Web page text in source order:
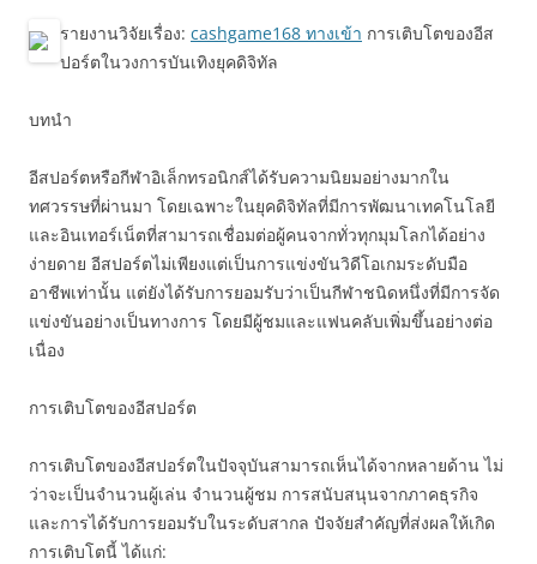
รายงานวิจัยเรื่อง: cashgame168 ทางเข้า การเติบโตของอีส
ปอร์ตในวงการบันเทิงยุคดิจิทัล
บทนำ
อีสปอร์ตหรือกีฬาอิเล็กทรอนิกส์ได้รับความนิยมอย่างมากใน
ทศวรรษที่ผ่านมา โดยเฉพาะในยุคดิจิทัลที่มีการพัฒนาเทคโนโลยี
และอินเทอร์เน็ตที่สามารถเชื่อมต่อผู้คนจากทั่วทุกมุมโลกได้อย่าง
ง่ายดาย อีสปอร์ตไม่เพียงแต่เป็นการแข่งขันวิดีโอเกมระดับมือ
อาชีพเท่านั้น แต่ยังได้รับการยอมรับว่าเป็นกีฬาชนิดหนึ่งที่มีการจัด
แข่งขันอย่างเป็นทางการ โดยมีผู้ชมและแฟนคลับเพิ่มขึ้นอย่างต่อ
เนื่อง
การเติบโตของอีสปอร์ต
การเติบโตของอีสปอร์ตในปัจจุบันสามารถเห็นได้จากหลายด้าน ไม่
ว่าจะเป็นจำนวนผู้เล่น จำนวนผู้ชม การสนับสนุนจากภาคธุรกิจ
และการได้รับการยอมรับในระดับสากล ปัจจัยสำคัญที่ส่งผลให้เกิด
การเติบโตนี้ ได้แก่: